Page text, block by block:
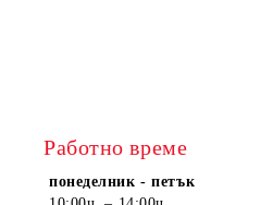
Работно време
понеделник - петък